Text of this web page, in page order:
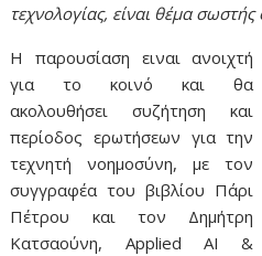
τεχνολογίας, είναι θέμα
H παρουσίαση ειναι ανοιχτή
για το κοινό και θα
ακολουθήσει συζήτηση και
περίοδος ερωτήσεων για την
τεχνητή νοημοσύνη, με τον
συγγραφέα του βιβλίου Πάρι
Πέτρου και τον Δημήτρη
Κατσαούνη, Applied AI &